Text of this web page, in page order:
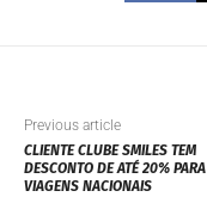
Previous article
CLIENTE CLUBE SMILES TEM
DESCONTO DE ATÉ 20% PARA
VIAGENS NACIONAIS